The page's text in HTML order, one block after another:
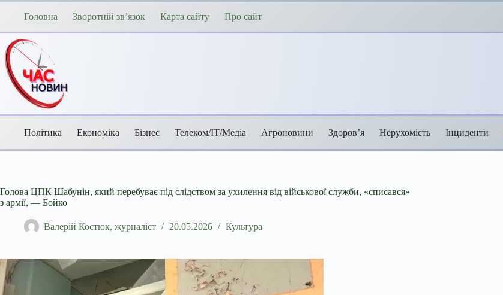
Перейти
Головна Зворотній зв’язок Карта сайту Про сайт
Політика Економіка Бізнес Телеком/ІТ/Медіа Агроновини Здоров’я Нерухомість Інциденти
Голова ЦПК Шабунін, який перебуває під слідством за ухилення від військової служби, «списався»
з армії, — Бойко
Валерій Костюк, журналіст 20.05.2026 Культура